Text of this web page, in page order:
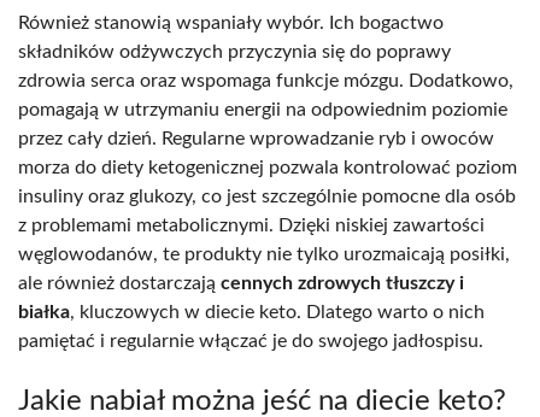
Również stanowią wspaniały wybór. Ich bogactwo
składników odżywczych przyczynia się do poprawy
zdrowia serca oraz wspomaga funkcje mózgu. Dodatkowo,
pomagają w utrzymaniu energii na odpowiednim poziomie
przez cały dzień. Regularne wprowadzanie ryb i owoców
morza do diety ketogenicznej pozwala kontrolować poziom
insuliny oraz glukozy, co jest szczególnie pomocne dla osób
z problemami metabolicznymi. Dzięki niskiej zawartości
węglowodanów, te produkty nie tylko urozmaicają posiłki,
ale również dostarczają cennych zdrowych tłuszczy i
białka, kluczowych w diecie keto. Dlatego warto o nich
pamiętać i regularnie włączać je do swojego jadłospisu.
Jakie nabiał można jeść na diecie keto?